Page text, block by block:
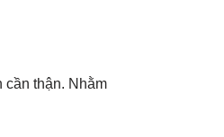
thận. Nhằm